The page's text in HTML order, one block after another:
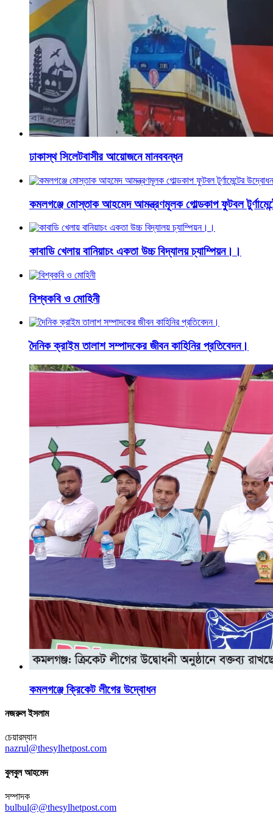
ঢাকাস্থ সিলেটবাসীর আয়োজনে মানববন্ধন
কমলগঞ্জে মোস্তাক আহমেদ আমন্ত্রণমূলক গোল্ডকাপ ফুটবল
কাবাডি খেলায় বানিয়াচং একতা উচ্চ বিদ্যালয় চ্যাম্পিয়ন।।
বিশ্বকবি ও মোহিনী
দৈনিক ক্রাইম তালাশ সম্পাদকের জীবন কাহিনির প্রতিবেদন।
কমলগঞ্জে ক্রিকেট লীগের উদ্বোধন
নজরুল ইসলাম
চেয়ারম্যান
nazrul@thesylhetpost.com
বুলবুল আহমেদ
সম্পাদক
bulbul@@thesylhetpost.com